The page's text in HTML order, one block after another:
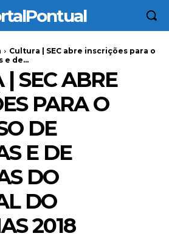
Cultura | SEC abre inscrições para o
e de...
| SEC ABRE
PARA O
DE
E DE
DO
DO
2018